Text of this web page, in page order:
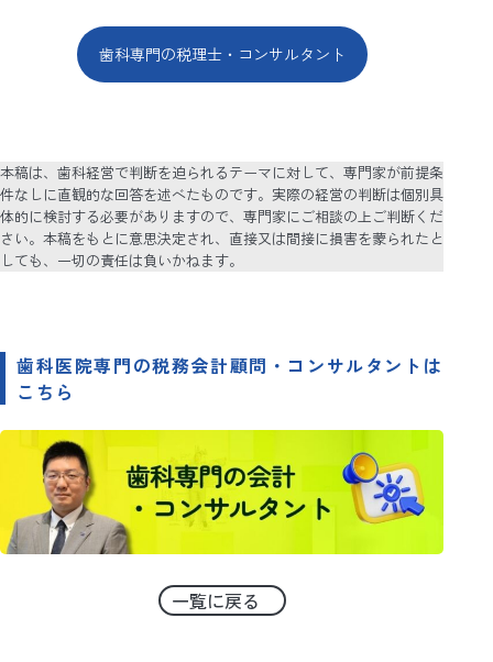
歯科専門の税理士・コンサルタント
本稿は、歯科経営で判断を迫られるテーマに対して、専門家が前提条
件なしに直観的な回答を述べたものです。実際の経営の判断は個別具
体的に検討する必要がありますので、専門家にご相談の上ご判断くだ
さい。本稿をもとに意思決定され、直接又は間接に損害を蒙られたと
しても、一切の責任は負いかねます。
歯科医院専門の税務会計顧問・コンサルタントは
こちら
一覧に戻る